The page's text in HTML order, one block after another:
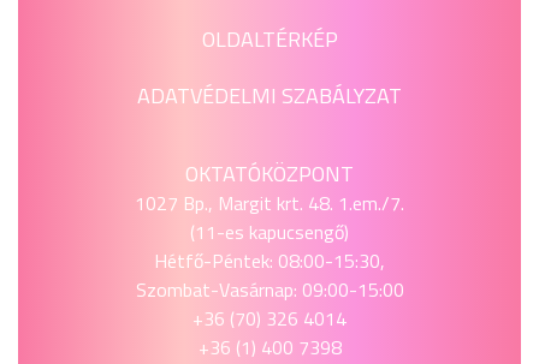
OLDALTÉRKÉP
ADATVÉDELMI SZABÁLYZAT
OKTATÓKÖZPONT
1027 Bp., Margit krt. 48. 1.em./7.
(11-es kapucsengő)
Hétfő-Péntek: 08:00-15:30,
Szombat-Vasárnap: 09:00-15:00
+36 (70) 326 4014
+36 (1) 400 7398